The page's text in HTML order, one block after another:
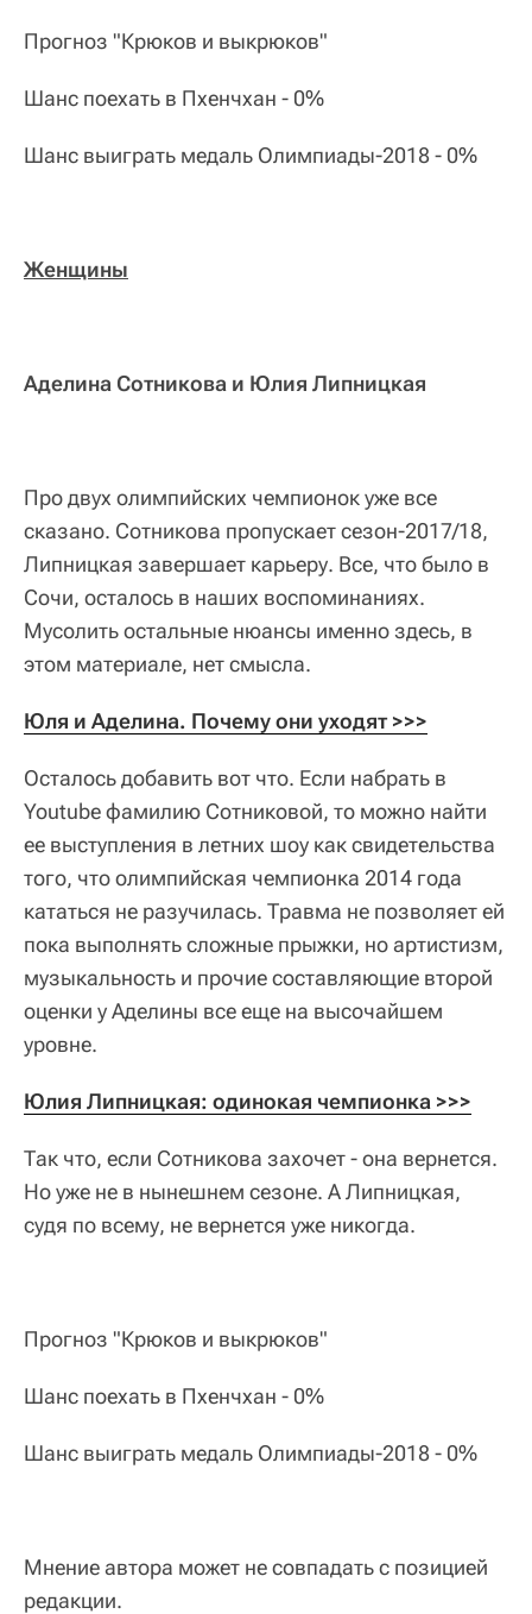
Прогноз "Крюков и выкрюков"
Шанс поехать в Пхенчхан - 0%
Шанс выиграть медаль Олимпиады-2018 - 0%
Женщины
Аделина Сотникова и Юлия Липницкая
Про двух олимпийских чемпионок уже все
сказано. Сотникова пропускает сезон-2017/18,
Липницкая завершает карьеру. Все, что было в
Сочи, осталось в наших воспоминаниях.
Мусолить остальные нюансы именно здесь, в
этом материале, нет смысла.
Юля и Аделина. Почему они уходят >>>
Осталось добавить вот что. Если набрать в
Youtube фамилию Сотниковой, то можно найти
ее выступления в летних шоу как свидетельства
того, что олимпийская чемпионка 2014 года
кататься не разучилась. Травма не позволяет ей
пока выполнять сложные прыжки, но артистизм,
музыкальность и прочие составляющие второй
оценки у Аделины все еще на высочайшем
уровне.
Юлия Липницкая: одинокая чемпионка >>>
Так что, если Сотникова захочет - она вернется.
Но уже не в нынешнем сезоне. А Липницкая,
судя по всему, не вернется уже никогда.
Прогноз "Крюков и выкрюков"
Шанс поехать в Пхенчхан - 0%
Шанс выиграть медаль Олимпиады-2018 - 0%
Мнение автора может не совпадать с позицией
редакции.